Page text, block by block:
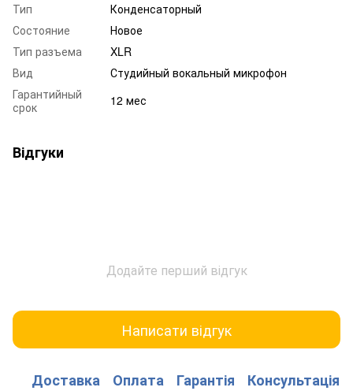
Тип
Конденсаторный
Состояние
Новое
Тип разъема
XLR
Вид
Студийный вокальный микрофон
Гарантийный
срок
12 мес
Відгуки
Додайте перший відгук
Написати відгук
Доставка Оплата Гарантія Консультація